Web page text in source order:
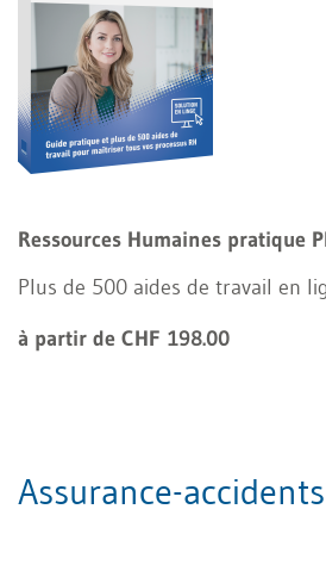
Ressources Humaines pratique
Plus de 500 aides de travail en
à partir de CHF 198.00
Assurance-